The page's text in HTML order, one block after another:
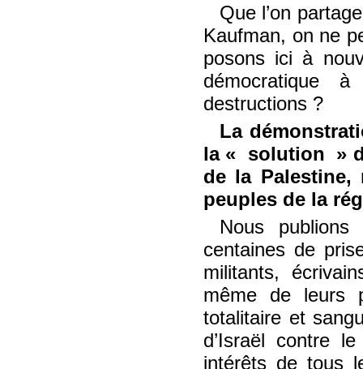
Que l’on
Kaufman, on ne
posons ici à
démocratique
destructions ?
La
la
solution
de la Palestine,
peuples de la
Nous
centaines de
militants,
même de leurs
totalitaire et
d’Israël contre
intérêts de tous